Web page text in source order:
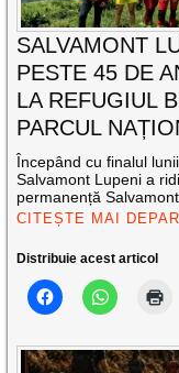
SALVAMONT
PESTE 45 DE
LA REFUGIUL
PARCUL
Începând cu finalul
Salvamont Lupeni a
permanență Salvamont
CITEȘTE MAI
Distribuie acest articol